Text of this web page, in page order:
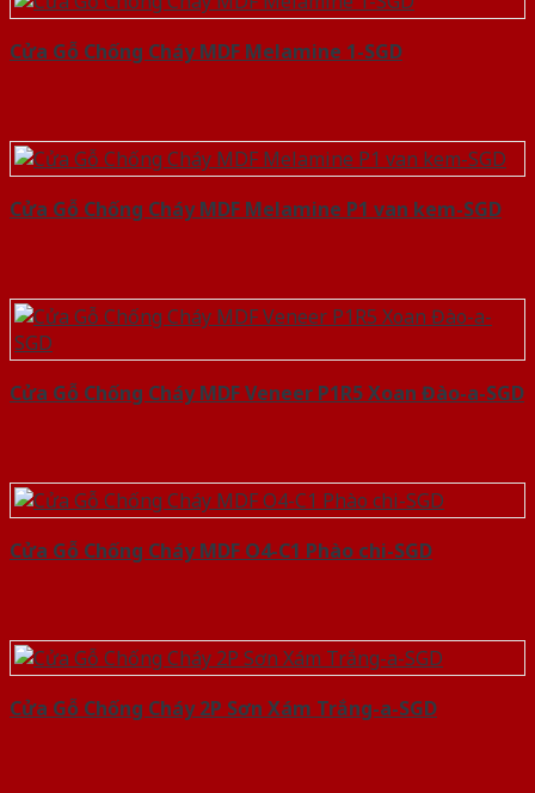
Cửa Gỗ Chống Cháy MDF Melamine 1-SGD
Cửa Gỗ Chống Cháy MDF Melamine P1 van kem-SGD
Cửa Gỗ Chống Cháy MDF Veneer P1R5 Xoan Đào-a-SGD
Cửa Gỗ Chống Cháy MDF O4-C1 Phào chi-SGD
Cửa Gỗ Chống Cháy 2P Sơn Xám Trắng-a-SGD